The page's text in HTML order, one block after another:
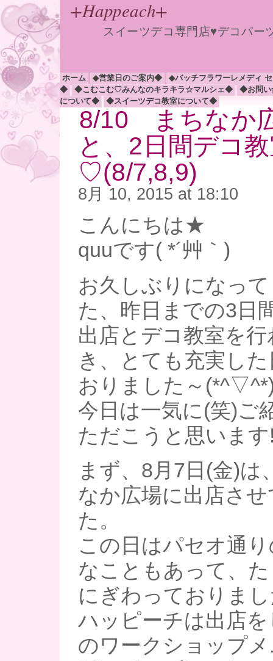
+Happeach+
スイーツデコ専門店♥デコパ
ホーム ◆営業日のご案内◆
◆バッチフラワーレメディ
◆
◆こむこむ♡みんなのキラキラ☆マルシェ◆
◆お問
について◆
◆スイーツデコ教室について◆
8/10 まちなか
と、2日間デコ
♡(8/7,8,9)
8月 10, 2015 at 18:10
こんにちは★
quuです( *´艸｀)
お久しぶりになっ
た、昨日までの3日
出店とデコ教室を
き、とても充実し
おりました～
今日は一気に(笑)ご
ただこうと思います
まず、8月7日(金)は
なか広場に出店さ
た。
この日はパセオ通
なこともあって、
にぎわっておりま
ハッピーチは出店
のワークショップ